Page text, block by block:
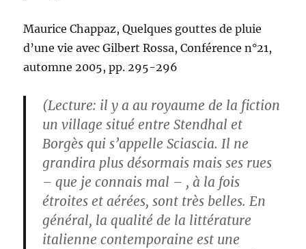
Maurice Chappaz, Quelques gouttes de pluie
d’une vie avec Gilbert Rossa, Conférence n°21,
automne 2005, pp. 295-296
(Lecture: il y a au royaume de la fiction
un village situé entre Stendhal et
Borgès qui s’appelle Sciascia. Il ne
grandira plus désormais mais ses rues
– que je connais mal – , à la fois
étroites et aérées, sont très belles. En
général, la qualité de la littérature
italienne contemporaine est une